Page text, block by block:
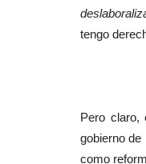
tengo
Pero claro,
gobierno de
como